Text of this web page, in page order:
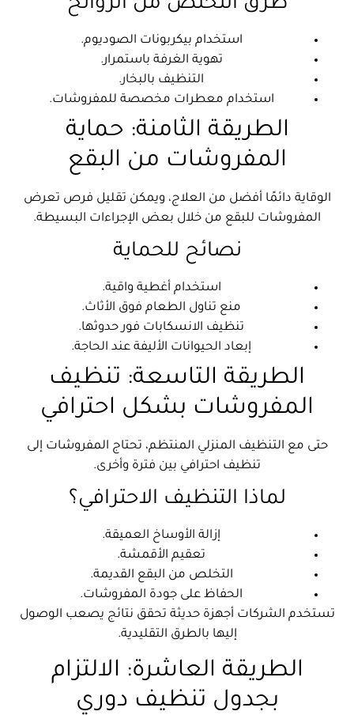
استخدام بيكربونات الصوديوم.
تهوية الغرفة باستمرار.
التنظيف بالبخار.
استخدام معطرات مخصصة للمفروشات.
الطريقة الثامنة: حماية
المفروشات من البقع
الوقاية دائمًا أفضل من العلاج، ويمكن تقليل فرص تعرض
المفروشات للبقع من خلال بعض الإجراءات البسيطة.
نصائح للحماية
استخدام أغطية واقية.
منع تناول الطعام فوق الأثاث.
تنظيف الانسكابات فور حدوثها.
إبعاد الحيوانات الأليفة عند الحاجة.
الطريقة التاسعة: تنظيف
المفروشات بشكل احترافي
حتى مع التنظيف المنزلي المنتظم، تحتاج المفروشات إلى
تنظيف احترافي بين فترة وأخرى.
لماذا التنظيف الاحترافي؟
إزالة الأوساخ العميقة.
تعقيم الأقمشة.
التخلص من البقع القديمة.
الحفاظ على جودة المفروشات.
تستخدم الشركات أجهزة حديثة تحقق نتائج يصعب الوصول
إليها بالطرق التقليدية.
الطريقة العاشرة: الالتزام
بجدول تنظيف دوري